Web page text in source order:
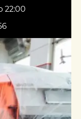
22:00